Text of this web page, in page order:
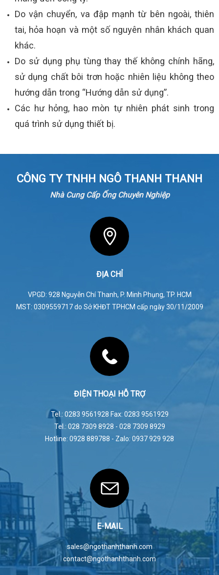
Do vận chuyển, va đập mạnh từ bên ngoài, thiên
tai, hỏa hoạn và một số nguyên nhân khách quan
khác.
Do sử dụng phụ tùng thay thế không chính hãng,
sử dụng chất bôi trơn hoặc nhiên liệu không theo
hướng dẫn trong “Hướng dẫn sử dụng”.
Các hư hỏng, hao mòn tự nhiên phát sinh trong
quá trình sử dụng thiết bị.
CÔNG TY TNHH NGÔ THANH THANH
ĐỊA CHỈ
VPGD: 928 Nguyễn Chí Thanh, P. Minh Phụng, TP. HCM
MST: 0309559717 do Sở KHĐT TPHCM cấp ngày 30/11/2009
ĐIỆN THOẠI HỖ TRỢ
Tel.: 0283 9561928 Fax: 0283 9561929
Tel.: 028 7309 8928 - 028 7309 8929
Hotline: 0928 889788 - Zalo: 0937 929 928
E-MAIL
sales@ngothanhthanh.com
contact@ngothanhthanh.com